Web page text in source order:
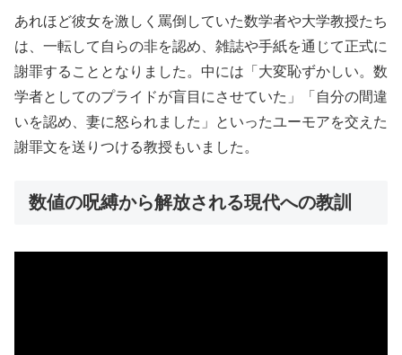
あれほど彼女を激しく罵倒していた数学者や大学教授たち
は、一転して自らの非を認め、雑誌や手紙を通じて正式に
謝罪することとなりました。中には「大変恥ずかしい。数
学者としてのプライドが盲目にさせていた」「自分の間違
いを認め、妻に怒られました」といったユーモアを交えた
謝罪文を送りつける教授もいました。
数値の呪縛から解放される現代への教訓